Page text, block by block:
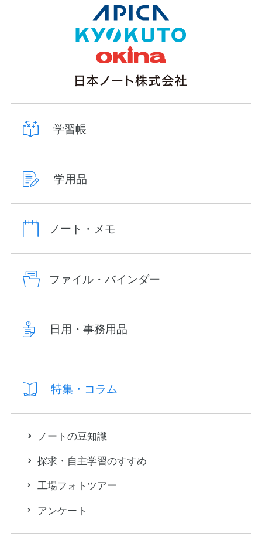
学習帳
学用品
ノート・メモ
ファイル・バインダー
日用・事務用品
特集・コラム
ノートの豆知識
探求・自主学習のすすめ
工場フォトツアー
アンケート